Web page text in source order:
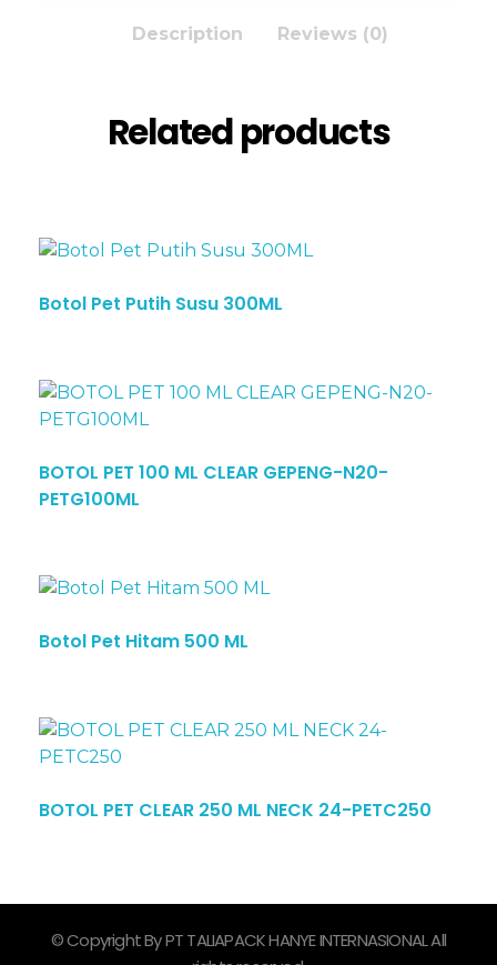
Description Reviews (0)
Related products
Botol Pet Putih Susu 300ML
BOTOL PET 100 ML CLEAR GEPENG-N20-
PETG100ML
Botol Pet Hitam 500 ML
BOTOL PET CLEAR 250 ML NECK 24-PETC250
© Copyright By PT TALIAPACK HANYE INTERNASIONAL All